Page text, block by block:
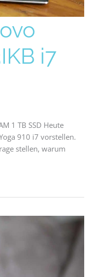
i7
1 TB SSD Heute
910 i7 vorstellen.
stellen, warum